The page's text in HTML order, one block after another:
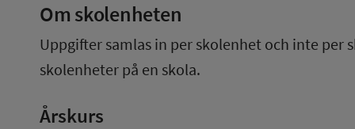
Om skolenheten
Uppgifter samlas in per skolenhet och inte per
skolenheter på en skola.
Årskurs